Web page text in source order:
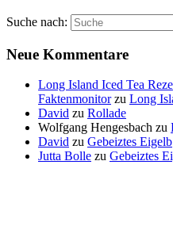
Suche nach:
Neue Kommentare
Long Island Iced Tea
Faktenmonitorzu Long
David zu Rollade
Wolfgang Hengesbach zu
David zu Gebeiztes Eigelb
Jutta Bolle zu Gebeiztes